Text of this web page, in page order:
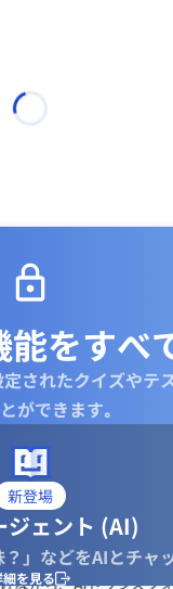
能をすべ
されたクイズやテ
ができます｡
新登場
ジェント (AI)
？」などをAIとチャ
細を見る